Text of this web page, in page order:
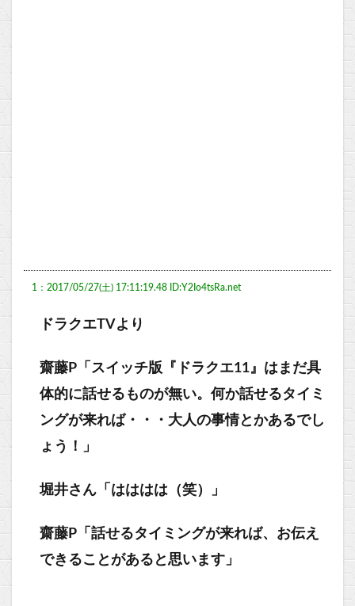
1：2017/05/27(土) 17:11:19.48 ID:Y2Io4tsRa.net
ドラクエTVより
齋藤P「スイッチ版『ドラクエ11』はまだ具
体的に話せるものが無い。何か話せるタイミ
ングが来れば・・・大人の事情とかあるでし
ょう！」
堀井さん「はははは（笑）」
齋藤P「話せるタイミングが来れば、お伝え
できることがあると思います」